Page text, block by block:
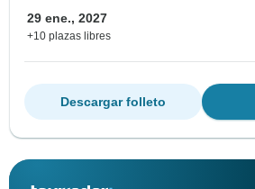
29 ene., 2027
+10 plazas libres
Descargar folleto